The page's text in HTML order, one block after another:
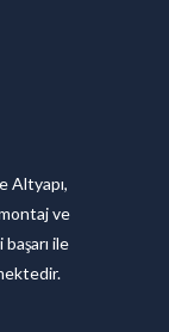
Altyapı,
ve
ile